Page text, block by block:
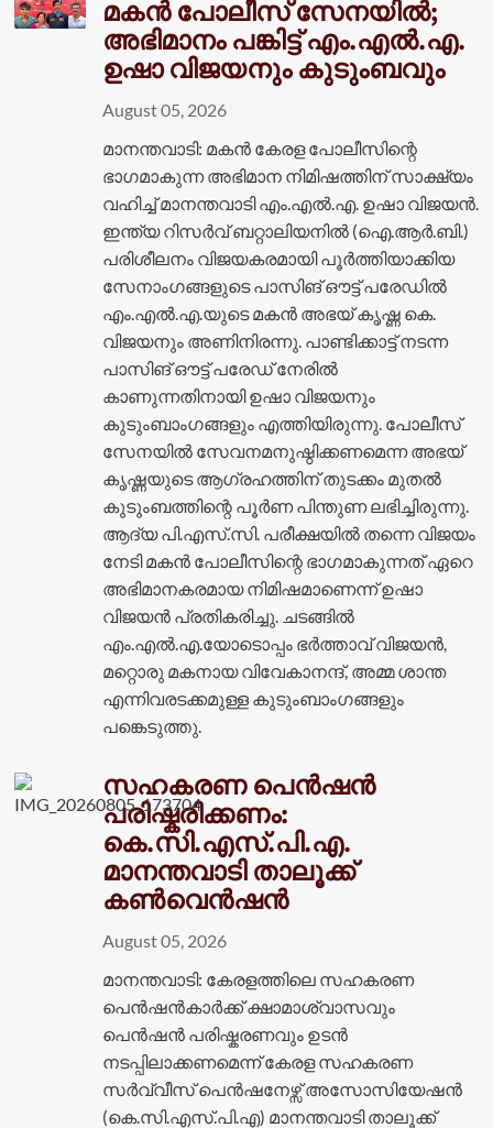
മകൻ പോലീസ് സേനയിൽ;
അഭിമാനം പങ്കിട്ട് എം.എൽ.എ.
ഉഷാ വിജയനും കുടുംബവും
August 05, 2026
മാനന്തവാടി: മകൻ കേരള പോലീസിന്റെ
ഭാഗമാകുന്ന അഭിമാന നിമിഷത്തിന് സാക്ഷ്യം
വഹിച്ച് മാനന്തവാടി എം.എൽ.എ. ഉഷാ വിജയൻ.
ഇന്ത്യ റിസർവ് ബറ്റാലിയനിൽ (ഐ.ആർ.ബി.)
പരിശീലനം വിജയകരമായി പൂർത്തിയാക്കിയ
സേനാംഗങ്ങളുടെ പാസിങ് ഔട്ട് പരേഡിൽ
എം.എൽ.എ.യുടെ മകൻ അഭയ് കൃഷ്ണ കെ.
വിജയനും അണിനിരന്നു. പാണ്ടിക്കാട്ട് നടന്ന
പാസിങ് ഔട്ട് പരേഡ് നേരിൽ
കാണുന്നതിനായി ഉഷാ വിജയനും
കുടുംബാംഗങ്ങളും എത്തിയിരുന്നു. പോലീസ്
സേനയിൽ സേവനമനുഷ്ഠിക്കണമെന്ന അഭയ്
കൃഷ്ണയുടെ ആഗ്രഹത്തിന് തുടക്കം മുതൽ
കുടുംബത്തിന്റെ പൂർണ പിന്തുണ ലഭിച്ചിരുന്നു.
ആദ്യ പി.എസ്.സി. പരീക്ഷയിൽ തന്നെ വിജയം
നേടി മകൻ പോലീസിന്റെ ഭാഗമാകുന്നത് ഏറെ
അഭിമാനകരമായ നിമിഷമാണെന്ന് ഉഷാ
വിജയൻ പ്രതികരിച്ചു. ചടങ്ങിൽ
എം.എൽ.എ.യോടൊപ്പം ഭർത്താവ് വിജയൻ,
മറ്റൊരു മകനായ വിവേകാനന്ദ്, അമ്മ ശാന്ത
എന്നിവരടക്കമുള്ള കുടുംബാംഗങ്ങളും
പങ്കെടുത്തു.
സഹകരണ പെൻഷൻ
പരിഷ്കരിക്കണം:
കെ.സി.എസ്.പി.എ.
മാനന്തവാടി താലൂക്ക്
കൺവെൻഷൻ
August 05, 2026
മാനന്തവാടി: കേരളത്തിലെ സഹകരണ
പെൻഷൻകാർക്ക് ക്ഷാമാശ്വാസവും
പെൻഷൻ പരിഷ്കരണവും ഉടൻ
നടപ്പിലാക്കണമെന്ന് കേരള സഹകരണ
സർവ്വീസ് പെൻഷനേഴ്സ് അസോസിയേഷൻ
(കെ.സി.എസ്.പി.എ) മാനന്തവാടി താലൂക്ക്